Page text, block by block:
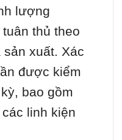
lượng
thủ theo
xuất. Xác
được kiểm
bao gồm
linh kiện